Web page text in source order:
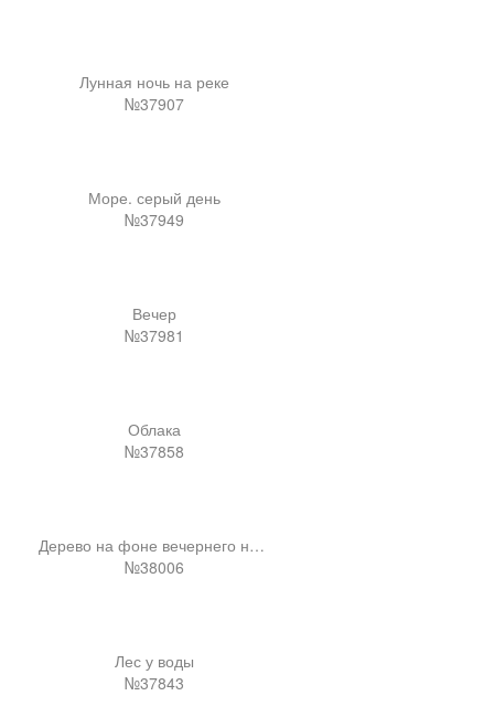
Лунная ночь на реке
№37907
Море. серый день
№37949
Вечер
№37981
Облака
№37858
Дерево на фоне вечернего неба
№38006
Лес у воды
№37843